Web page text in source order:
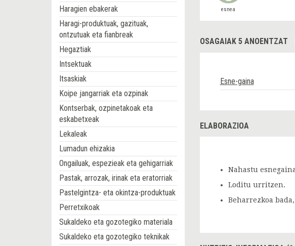
Haragien ebakerak
Haragi-produktuak, gazituak,
ontzutuak eta fianbreak
Hegaztiak
Intsektuak
Itsaskiak
Koipe jangarriak eta ozpinak
Kontserbak, ozpinetakoak eta
eskabetxeak
Lekaleak
Lumadun ehizakia
Ongailuak, espezieak eta gehigarriak
Pastak, arrozak, irinak eta eratorriak
Pastelgintza- eta okintza-produktuak
Perretxikoak
Sukaldeko eta gozotegiko materiala
Sukaldeko eta gozotegiko teknikak
esnea
OSAGAIAK 5 ANOENTZAT
Esne-gaina
ELABORAZIOA
Nahastu
Loditu urritzen.
Beharrezkoa